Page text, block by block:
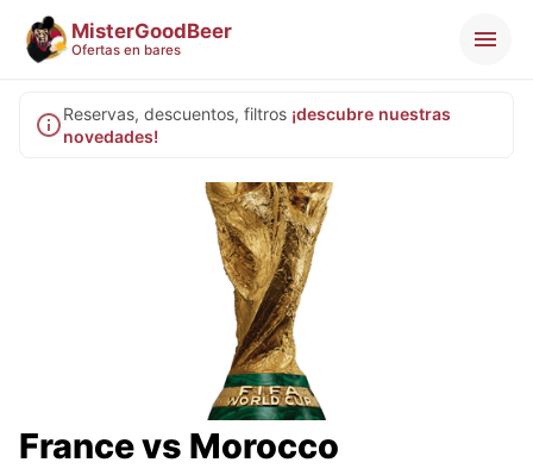
MisterGoodBeer
Ofertas en bares
Reservas, descuentos, filtros ¡descubre nuestras
novedades!
France vs Morocco